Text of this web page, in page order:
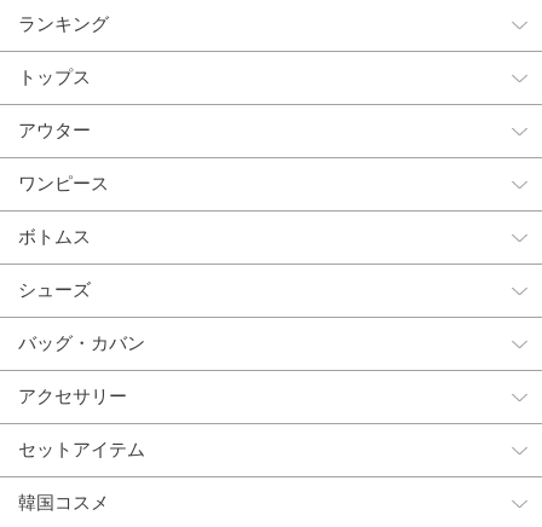
ランキング
トップス
アウター
ワンピース
ボトムス
シューズ
バッグ・カバン
アクセサリー
セットアイテム
韓国コスメ